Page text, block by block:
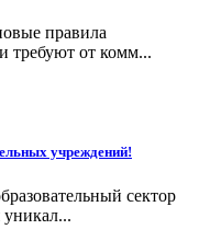
правила
требуют от комм...
учреждений!
сектор
уникал...